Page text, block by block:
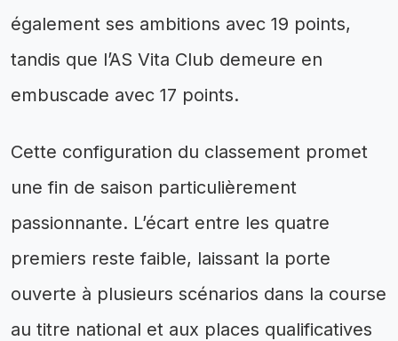
également ses ambitions avec 19 points,
tandis que l’AS Vita Club demeure en
embuscade avec 17 points.
Cette configuration du classement promet
une fin de saison particulièrement
passionnante. L’écart entre les quatre
premiers reste faible, laissant la porte
ouverte à plusieurs scénarios dans la course
au titre national et aux places qualificatives